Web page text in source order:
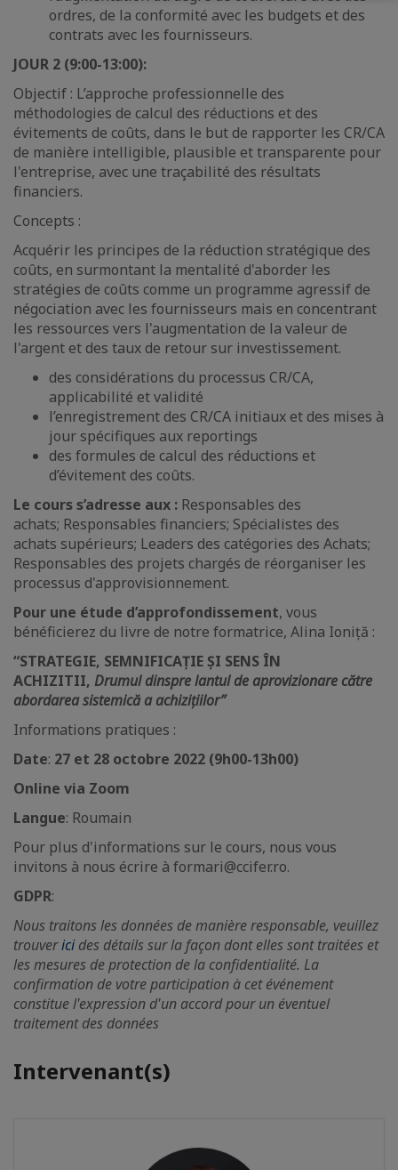
ordres, de la conformité avec les budgets et des
contrats avec les fournisseurs.
JOUR 2 (9:00-13:00):
Objectif : L’approche professionnelle des
méthodologies de calcul des réductions et des
évitements de coûts, dans le but de rapporter les CR/CA
de manière intelligible, plausible et transparente pour
l'entreprise, avec une traçabilité des résultats
financiers.
Concepts :
Acquérir les principes de la réduction stratégique des
coûts, en surmontant la mentalité d'aborder les
stratégies de coûts comme un programme agressif de
négociation avec les fournisseurs mais en concentrant
les ressources vers l'augmentation de la valeur de
l'argent et des taux de retour sur investissement.
des considérations du processus CR/CA,
applicabilité et validité
l’enregistrement des CR/CA initiaux et des mises à
jour spécifiques aux reportings
des formules de calcul des réductions et
d’évitement des coûts.
Le cours s’adresse aux : Responsables des
achats; Responsables financiers; Spécialistes des
achats supérieurs; Leaders des catégories des Achats;
Responsables des projets chargés de réorganiser les
processus d'approvisionnement.
Pour une étude d’approfondissement, vous
bénéficierez du livre de notre formatrice, Alina Ioniță :
“STRATEGIE, SEMNIFICAȚIE ȘI SENS ÎN
ACHIZITII, Drumul dinspre lantul de aprovizionare către
abordarea sistemică a achizițiilor”
Informations pratiques :
Date: 27 et 28 octobre 2022 (9h00-13h00)
Online via Zoom
Langue: Roumain
Pour plus d'informations sur le cours, nous vous
invitons à nous écrire à formari@ccifer.ro.
GDPR:
Nous traitons les données de manière responsable, veuillez
trouvericides détails sur la façon dont elles sont traitées et
les mesures de protection de la confidentialité. La
confirmation de votre participation à cet événement
constitue l'expression d'un accord pour un éventuel
traitement des données
Intervenant(s)